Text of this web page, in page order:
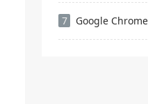
7 Google Chrome下